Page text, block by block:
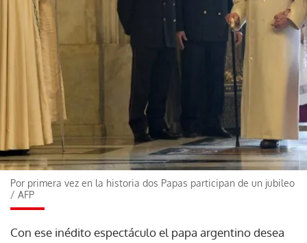
Por primera vez en la historia dos Papas participan de un jubileo
/ AFP
Con ese inédito espectáculo el papa argentino desea